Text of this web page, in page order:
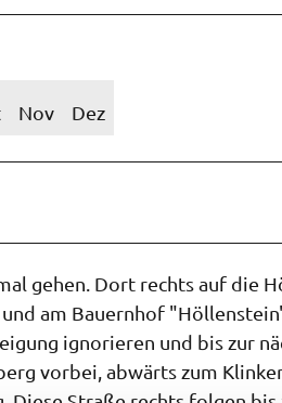
Nov Dez
gehen. Dort rechts auf die
am Bauernhof
ignorieren und bis zur
vorbei, abwärts zum